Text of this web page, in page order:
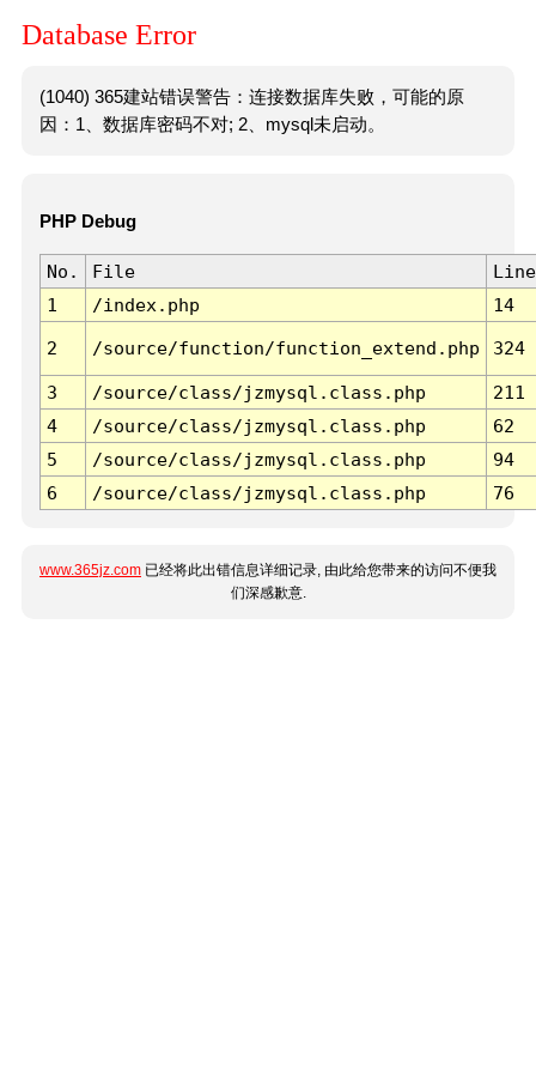
Database Error
(1040) 365建站错误警告：连接数据库失败，可能的原
因：1、数据库密码不对; 2、mysql未启动。
PHP Debug
No. File
Line
1
/index.php 14
2 /source/function/function_extend.php 324
3 /source/class/jzmysql.class.php
211
4
/source/class/jzmysql.class.php
62
5
/source/class/jzmysql.class.php
94
6
/source/class/jzmysql.class.php 76
www.365jz.com 已经将此出错信息详细记录, 由此给您带来的访问不便我
们深感歉意.